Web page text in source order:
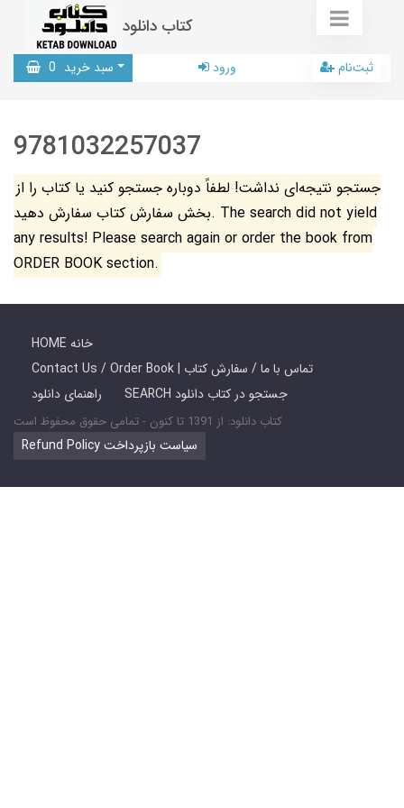
کتاب دانلود
سبد خرید 0 ورود ثبت‌نام
9781032257037
جستجو نتیجه‌ای نداشت! لطفاً دوباره جستجو کنید یا کتاب را از
بخش سفارش کتاب سفارش دهید. The search did not yield
any results! Please search again or order the book from
ORDER BOOK section.
HOME خانه
Contact Us / Order Book | تماس با ما / سفارش کتاب
راهنمای دانلود
SEARCH جستجو در کتاب دانلود
کتاب دانلود: از 1391 تا کنون - تمامی حقوق محفوظ است
Refund Policy سیاست بازپرداخت